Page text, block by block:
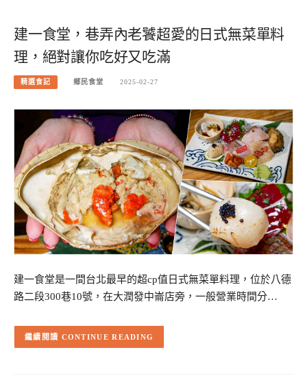
建一食堂，巷弄內老饕超愛的日式無菜單料
理，絕對讓你吃好又吃滿
精選食記 鄉民食堂 2025-02-27
建一食堂是一間台北最早的超cp值日式無菜單料理，位於八德
路二段300巷10號，在大潤發中崙店旁，一般營業時間分…
CONTINUE READING